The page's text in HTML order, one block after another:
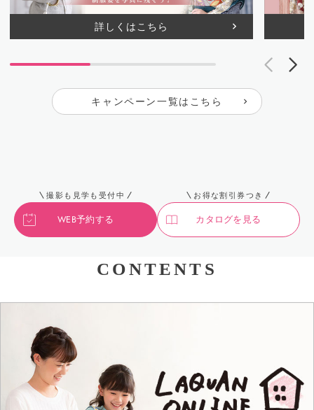
詳しくはこちら
キャンペーン一覧はこちら
撮影も見学も受付中
WEB予約する
お得な割引券つき
カタログを見る
CONTENTS